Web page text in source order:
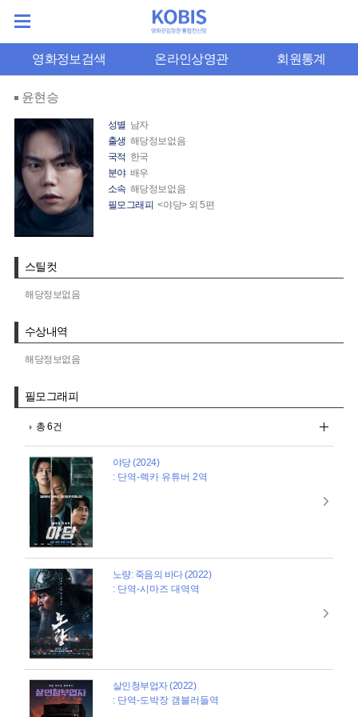
영화정보검색 온라인상영관 회원통계
윤현승
성별 남자
출생 해당정보없음
국적 한국
분야 배우
소속 해당정보없음
필모그래피 <야당> 외 5편
스틸컷
해당정보없음
수상내역
해당정보없음
필모그래피
총 6건
야당 (2024)
: 단역-렉카 유튜버 2역
노량: 죽음의 바다 (2022)
: 단역-시마즈 대역역
살인청부업자 (2022)
: 단역-도박장 갬블러들역